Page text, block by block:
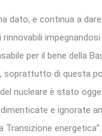
dato, e continua a
per il bene della
soprattutto di questa
nucleare è stato
e ignorate
Transizione energetica”.